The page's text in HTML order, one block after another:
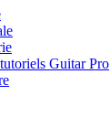
Guitar Pro